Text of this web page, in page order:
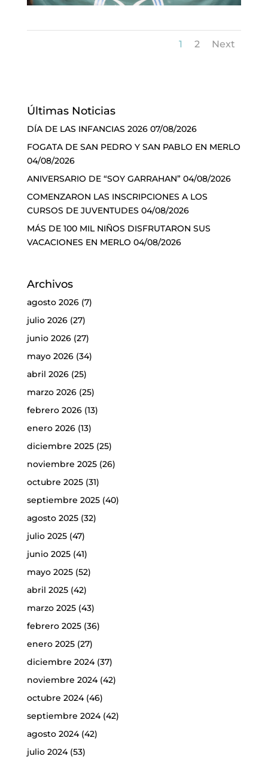
1 2 Next
Últimas Noticias
DÍA DE LAS INFANCIAS 2026 07/08/2026
FOGATA DE SAN PEDRO Y SAN PABLO EN MERLO
04/08/2026
ANIVERSARIO DE “SOY GARRAHAN” 04/08/2026
COMENZARON LAS INSCRIPCIONES A LOS
CURSOS DE JUVENTUDES 04/08/2026
MÁS DE 100 MIL NIÑOS DISFRUTARON SUS
VACACIONES EN MERLO 04/08/2026
Archivos
agosto 2026(7)
julio 2026(27)
junio 2026(27)
mayo 2026(34)
abril 2026(25)
marzo 2026(25)
febrero 2026(13)
enero 2026(13)
diciembre 2025(25)
noviembre 2025(26)
octubre 2025(31)
septiembre 2025(40)
agosto 2025(32)
julio 2025(47)
junio 2025(41)
mayo 2025(52)
abril 2025(42)
marzo 2025(43)
febrero 2025(36)
enero 2025(27)
diciembre 2024(37)
noviembre 2024(42)
octubre 2024(46)
septiembre 2024(42)
agosto 2024(42)
julio 2024(53)